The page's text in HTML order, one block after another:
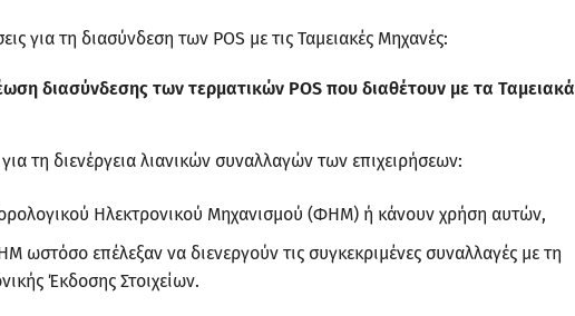
για τη διασύνδεση των POS με τις Ταμειακές Μηχανές:
διασύνδεσης των τερματικών POS που διαθέτουν με τα Ταμειακά
τη διενέργεια λιανικών συναλλαγών των επιχειρήσεων:
Ηλεκτρονικού Μηχανισμού (ΦΗΜ) ή κάνουν χρήση αυτών,
επέλεξαν να διενεργούν τις συγκεκριμένες συναλλαγές με τη
Έκδοσης Στοιχείων.